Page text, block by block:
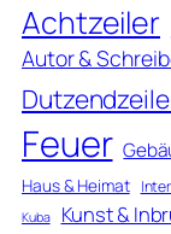
Achtzeiler
Autor &
Feuer
Haus & Heimat
Kuba Kunst &